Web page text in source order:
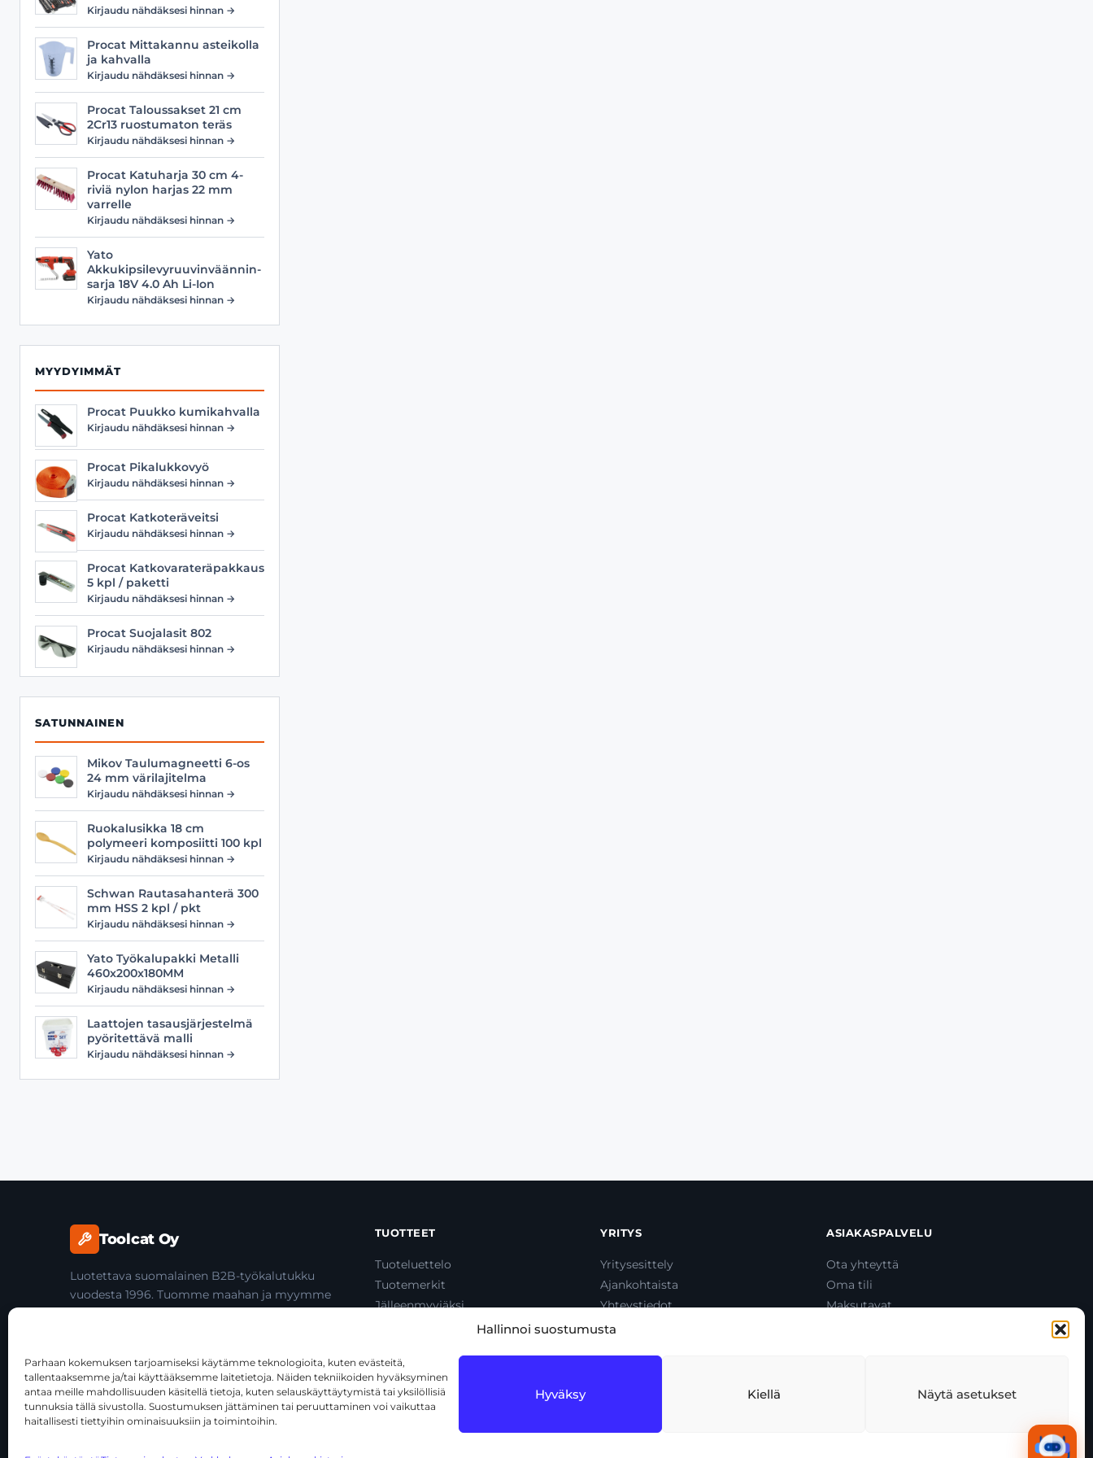
Hallinnoi suostumusta
Parhaan kokemuksen tarjoamiseksi käytämme teknologioita, kuten evästeitä,
tallentaaksemme ja/tai käyttääksemme laitetietoja. Näiden tekniikoiden hyväksyminen
antaa meille mahdollisuuden käsitellä tietoja, kuten selauskäyttäytymistä tai yksilöllisiä
tunnuksia tällä sivustolla. Suostumuksen jättäminen tai peruuttaminen voi vaikuttaa
haitallisesti tiettyihin ominaisuuksiin ja toimintoihin.
Hyväksy Kiellä Näytä asetukset
Vyöt
Kirjaudu nähdäksesi hinnan →
Procat Mittakannu asteikolla
ja kahvalla
Kirjaudu nähdäksesi hinnan →
Procat Taloussakset 21 cm
2Cr13 ruostumaton teräs
Kirjaudu nähdäksesi hinnan →
Procat Katuharja 30 cm 4-
riviä nylon harjas 22 mm
varrelle
Kirjaudu nähdäksesi hinnan →
Yato
Akkukipsilevyruuvinväännin-
sarja 18V 4.0 Ah Li-Ion
Kirjaudu nähdäksesi hinnan →
MYYDYIMMÄT
Procat Puukko kumikahvalla
Kirjaudu nähdäksesi hinnan →
Procat Pikalukkovyö
Kirjaudu nähdäksesi hinnan →
Procat Katkoteräveitsi
Kirjaudu nähdäksesi hinnan →
Procat Katkovarateräpakkaus
5 kpl / paketti
Kirjaudu nähdäksesi hinnan →
Procat Suojalasit 802
Kirjaudu nähdäksesi hinnan →
SATUNNAINEN
Mikov Taulumagneetti 6-os
24 mm värilajitelma
Kirjaudu nähdäksesi hinnan →
Ruokalusikka 18 cm
polymeeri komposiitti 100 kpl
Kirjaudu nähdäksesi hinnan →
Schwan Rautasahanterä 300
mm HSS 2 kpl / pkt
Kirjaudu nähdäksesi hinnan →
Yato Työkalupakki Metalli
460x200x180MM
Kirjaudu nähdäksesi hinnan →
Laattojen tasausjärjestelmä
pyöritettävä malli
Kirjaudu nähdäksesi hinnan →
Toolcat Oy
Luotettava suomalainen B2B-työkalutukku
vuodesta 1996. Tuomme maahan ja myymme
TUOTTEET
Tuoteluettelo
Tuotemerkit
Jälleenmyyjäksi
YRITYS
Yritysesittely
Ajankohtaista
Yhteystiedot
ASIAKASPALVELU
Ota yhteyttä
Oma tili
Maksutavat
asiakaspalvelu@toolcat.fi